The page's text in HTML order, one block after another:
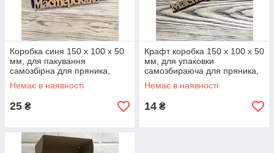
Коробка синя 150 х 100 х 50
мм, для пакування
самозбірна для пряника,
косметики, подарунка,
сувеніра
Немає в наявності
25 ₴
Крафт коробка 150 х 100 х 50
мм, для упаковки
самозбираюча для пряника,
косметики, подарунок,
сувенір
Немає в наявності
14 ₴